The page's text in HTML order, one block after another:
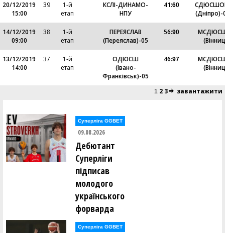
20/12/2019
15:00
39
1-й
етап
КСЛІ-ДИНАМО-
НПУ
41:60
(Дніпро)-
14/12/2019
09:00
38
1-й
етап
ПЕРЕЯСЛАВ
(Переяслав)-05
56:90
13/12/2019
14:00
37
1-й
етап
ОДЮСШ
(Івано-
Франківськ)-05
46:97
1 2 3 завантажити
Суперліга GGBET
09.08.2026
Дебютант
Суперліги
підписав
молодого
українського
форварда
Суперліга GGBET